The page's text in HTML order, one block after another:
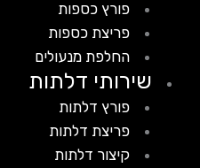
פורץ כספות
פריצת כספות
החלפת מנעולים
שירותי דלתות
פורץ דלתות
פריצת דלתות
קיצור דלתות